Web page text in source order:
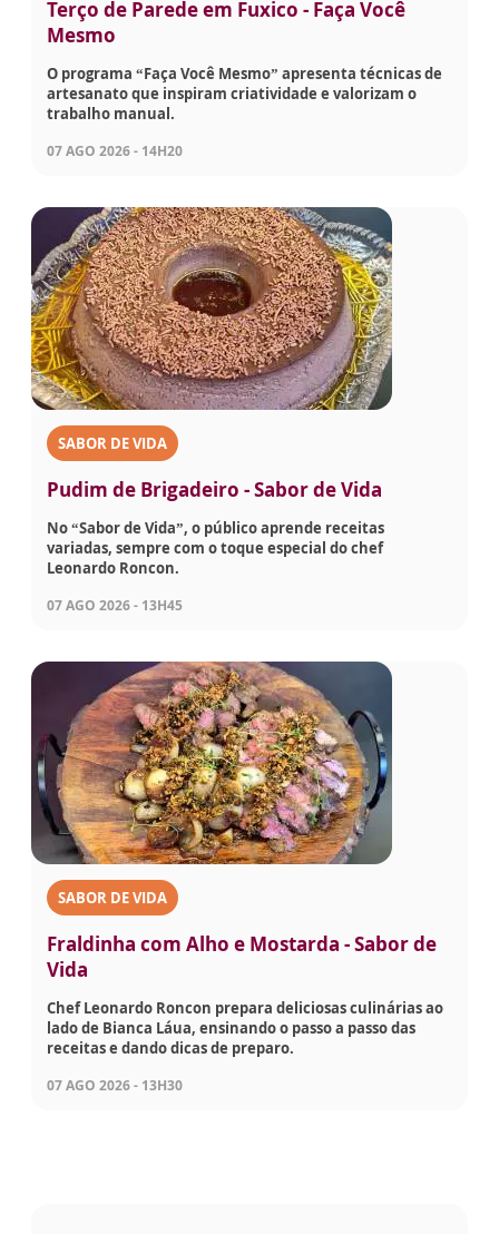
Terço de Parede em Fuxico - Faça Você
Mesmo
O programa “Faça Você Mesmo” apresenta técnicas de
artesanato que inspiram criatividade e valorizam o
trabalho manual.
07 AGO 2026 - 14H20
SABOR DE VIDA
Pudim de Brigadeiro - Sabor de Vida
No “Sabor de Vida”, o público aprende receitas
variadas, sempre com o toque especial do chef
Leonardo Roncon.
07 AGO 2026 - 13H45
SABOR DE VIDA
Fraldinha com Alho e Mostarda - Sabor de
Vida
Chef Leonardo Roncon prepara deliciosas culinárias ao
lado de Bianca Láua, ensinando o passo a passo das
receitas e dando dicas de preparo.
07 AGO 2026 - 13H30